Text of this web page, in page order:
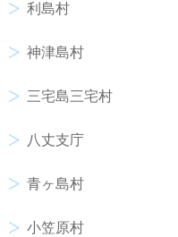
利島村
神津島村
三宅島三宅村
八丈支庁
青ヶ島村
小笠原村